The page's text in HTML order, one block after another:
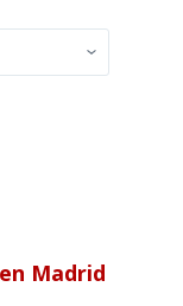
Madrid